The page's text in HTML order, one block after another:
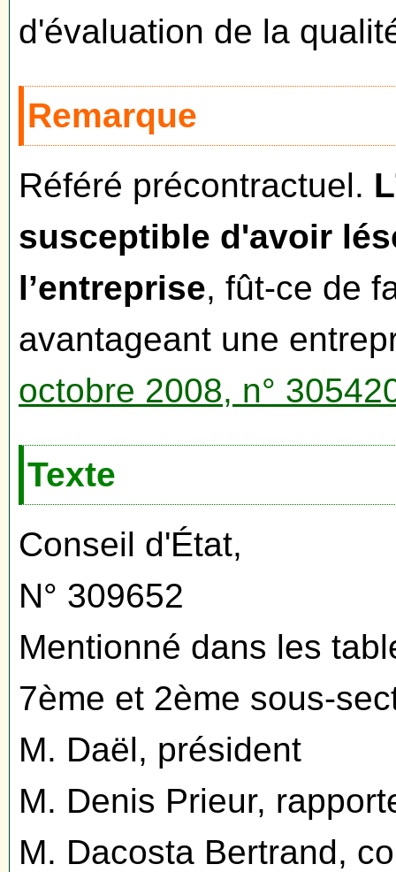
d'évaluation de la
Remarque
Référé précontractuel.
susceptible d'avoir
l’entreprise, fût-ce de
avantageant une
octobre 2008, n°
Texte
Conseil d'État,
N° 309652
Mentionné dans les
7ème et 2ème sous-
M. Daël, président
M. Denis Prieur,
M. Dacosta Bertrand,